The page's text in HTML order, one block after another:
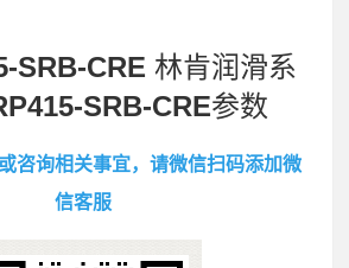
SRB-CRE 林肯润滑系
SRB-CRE参数
咨询相关事宜，请微信扫码添加微
信客服